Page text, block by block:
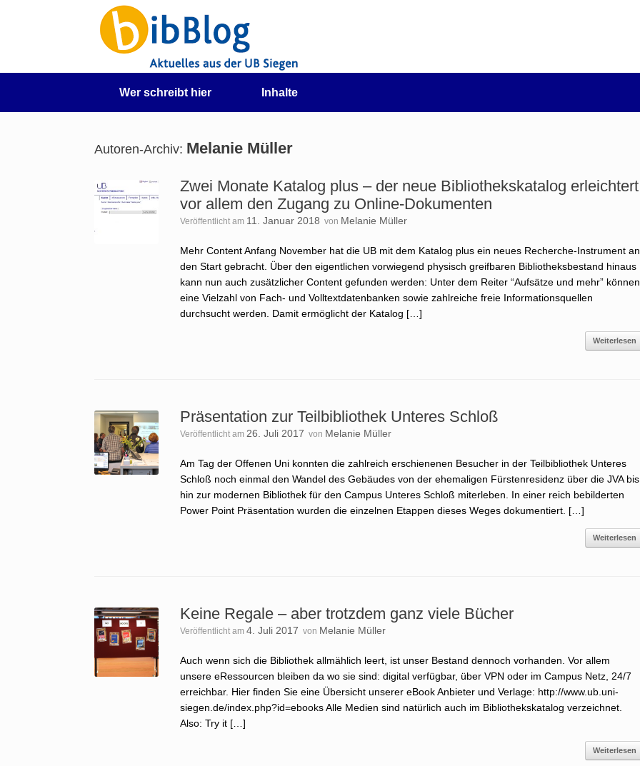
Wer schreibt hier Inhalte
Autoren-Archiv: Melanie Müller
Zwei Monate Katalog plus – der neue Bibliothekskatalog erleichtert
vor allem den Zugang zu Online-Dokumenten
Veröffentlicht am 11. Januar 2018 von Melanie Müller
Mehr Content Anfang November hat die UB mit dem Katalog plus ein neues Recherche-Instrument an
den Start gebracht. Über den eigentlichen vorwiegend physisch greifbaren Bibliotheksbestand hinaus
kann nun auch zusätzlicher Content gefunden werden: Unter dem Reiter “Aufsätze und mehr” können
eine Vielzahl von Fach- und Volltextdatenbanken sowie zahlreiche freie Informationsquellen
durchsucht werden. Damit ermöglicht der Katalog […]
Weiterlesen
Präsentation zur Teilbibliothek Unteres Schloß
Veröffentlicht am26. Juli 2017 von Melanie Müller
Am Tag der Offenen Uni konnten die zahlreich erschienenen Besucher in der Teilbibliothek Unteres
Schloß noch einmal den Wandel des Gebäudes von der ehemaligen Fürstenresidenz über die JVA bis
hin zur modernen Bibliothek für den Campus Unteres Schloß miterleben. In einer reich bebilderten
Power Point Präsentation wurden die einzelnen Etappen dieses Weges dokumentiert. […]
Weiterlesen
Keine Regale – aber trotzdem ganz viele Bücher
Veröffentlicht am4. Juli 2017 von Melanie Müller
Auch wenn sich die Bibliothek allmählich leert, ist unser Bestand dennoch vorhanden. Vor allem
unsere eRessourcen bleiben da wo sie sind: digital verfügbar, über VPN oder im Campus Netz, 24/7
erreichbar. Hier finden Sie eine Übersicht unserer eBook Anbieter und Verlage: http://www.ub.uni-
siegen.de/index.php?id=ebooks Alle Medien sind natürlich auch im Bibliothekskatalog verzeichnet.
Also: Try it […]
Weiterlesen